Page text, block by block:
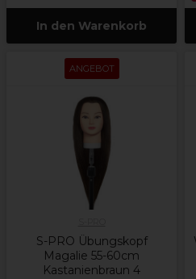
In den Warenkorb
ANGEBOT
S-PRO Übungskopf
Magalie 55-60cm
Kastanienbraun 4